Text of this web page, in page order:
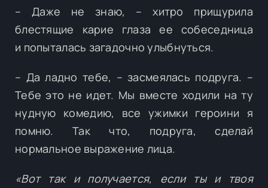
– Даже не знаю, – хитро прищурила
блестящие карие глаза ее собеседница
и попыталась загадочно улыбнуться.
– Да ладно тебе, – засмеялась подруга. –
Тебе это не идет. Мы вместе ходили на ту
нудную комедию, все ужимки героини я
помню. Так что, подруга, сделай
нормальное выражение лица.
«Вот так и получается, если ты и твоя